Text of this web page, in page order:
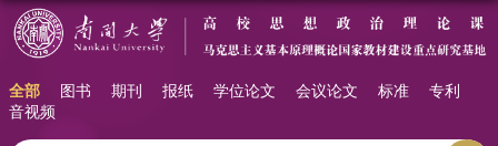
全部 图书 期刊 报纸 学位论文 会议论文 标准
专利
音视频